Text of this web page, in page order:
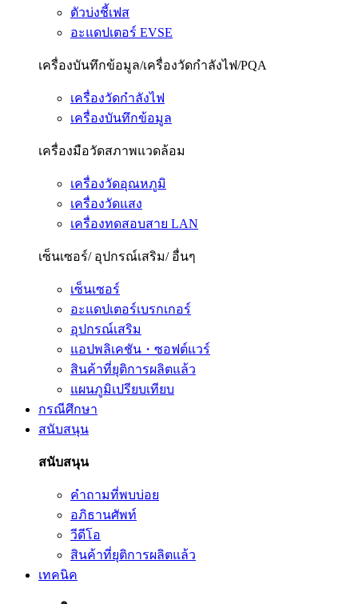
ตัวบ่งชี้เฟส
อะแดปเตอร์ EVSE
เครื่องบันทึกข้อมูล/เครื่องวัดกำลังไฟ/PQA
เครื่องวัดกำลังไฟ
เครื่องบันทึกข้อมูล
เครื่องมือวัดสภาพแวดล้อม
เครื่องวัดอุณหภูมิ
เครื่องวัดแสง
เครื่องทดสอบสาย LAN
เซ็นเซอร์/ อุปกรณ์เสริม/ อื่นๆ
เซ็นเซอร์
อะแดปเตอร์เบรกเกอร์
อุปกรณ์เสริม
แอปพลิเคชัน・ซอฟต์แวร์
สินค้าที่ยุติการผลิตแล้ว
แผนภูมิเปรียบเทียบ
กรณีศึกษา
สนับสนุน
สนับสนุน
คำถามที่พบบ่อย
อภิธานศัพท์
วีดีโอ
สินค้าที่ยุติการผลิตแล้ว
เทคนิค